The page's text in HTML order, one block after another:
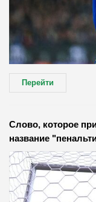
Перейти
Слово, которое
название